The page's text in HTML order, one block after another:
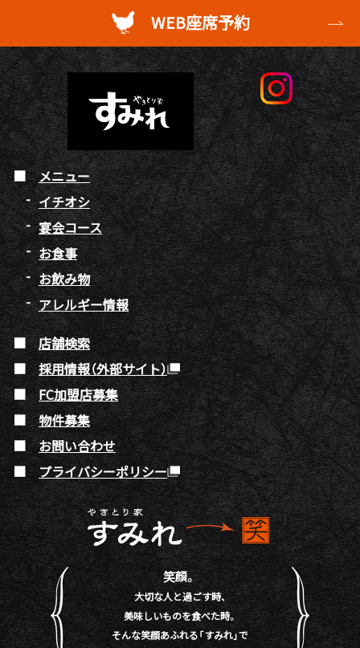
WEB座席予約
メニュー
イチオシ
宴会コース
お食事
お飲み物
アレルギー情報
店舗検索
採用情報（外部サイト）
FC加盟店募集
物件募集
お問い合わせ
プライバシーポリシー
笑顔。
大切な人と過ごす時、
美味しいものを食べた時。
そんな笑顔あふれる「すみれ」で